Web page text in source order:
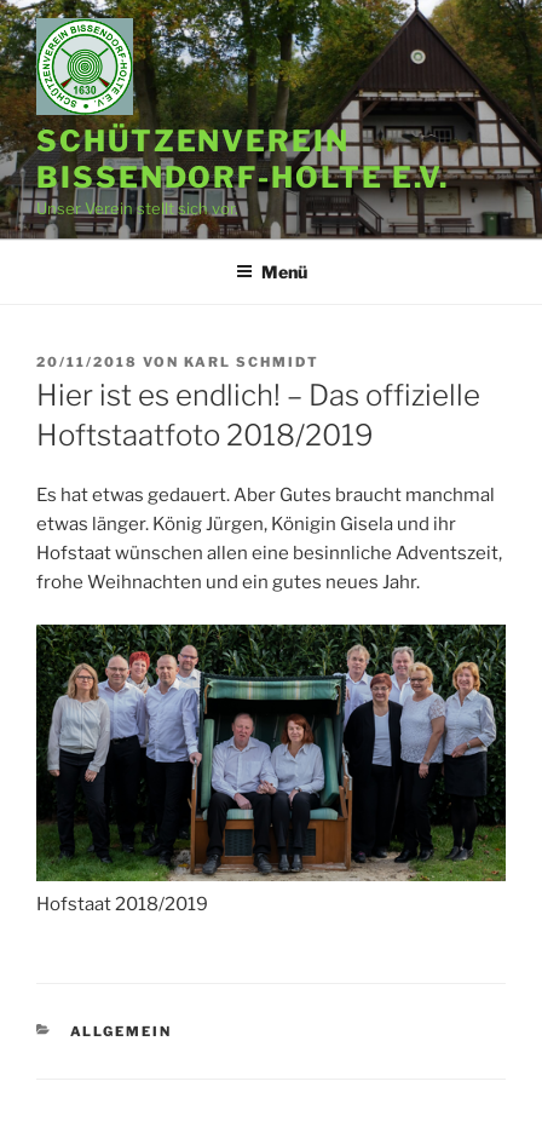
Zum
Inhalt
springen
SCHÜTZENVEREIN
BISSENDORF-HOLTE E.V.
Unser Verein stellt sich vor.
Menü
VERÖFFENTLICHT
AM
20/11/2018 VON KARL SCHMIDT
Hier ist es endlich! – Das offizielle
Hoftstaatfoto 2018/2019
Es hat etwas gedauert. Aber Gutes braucht manchmal
etwas länger. König Jürgen, Königin Gisela und ihr
Hofstaat wünschen allen eine besinnliche Adventszeit,
frohe Weihnachten und ein gutes neues Jahr.
Hofstaat 2018/2019
KATEGORIEN
ALLGEMEIN